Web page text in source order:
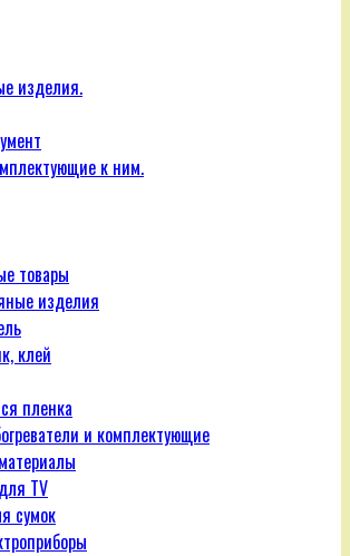
изделия.
к ним.
товары
изделия
клей
пленка
и комплектующие
TV
сумок